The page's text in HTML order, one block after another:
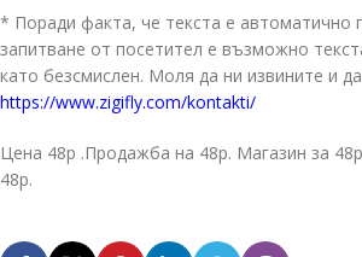
* Поради факта, че текста е автоматично
запитване от посетител е възможно
като безсмислен. Моля да ни извините и
https://www.zigifly.com/kontakti/
Цена 48p .Продажба на 48p. Магазин за
48p.